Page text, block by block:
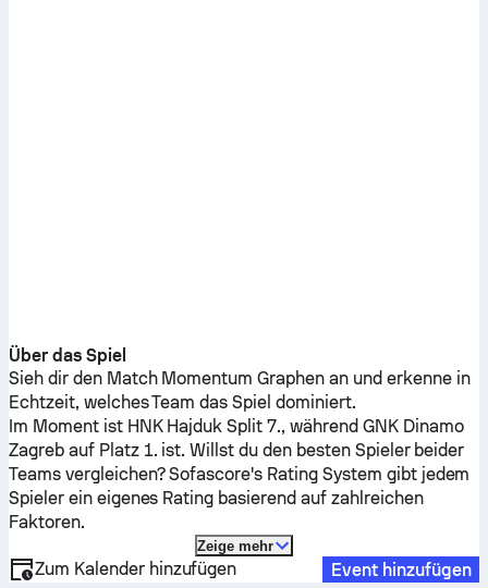
Über das Spiel
Sieh dir den Match Momentum Graphen an und erkenne in
Echtzeit, welches Team das Spiel dominiert.
Im Moment ist HNK Hajduk Split 7., während GNK Dinamo
Zagrebauf Platz 1. ist. Willst du den besten Spieler beider
Teams vergleichen? Sofascore's Rating System gibt jedem
Spieler ein eigenes Rating basierend auf zahlreichen
Faktoren.
Zeige mehr
Zum Kalender hinzufügen Event hinzufügen